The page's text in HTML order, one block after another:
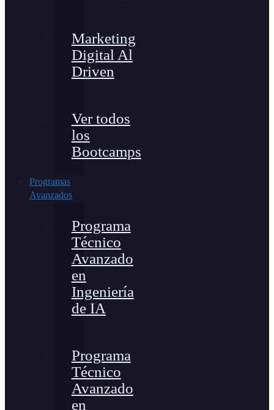
Marketing
Digital Al
Driven
Ver todos
los
Bootcamps
Programas
Avanzados
Programa
Técnico
Avanzado
en
Ingeniería
de IA
Programa
Técnico
Avanzado
en